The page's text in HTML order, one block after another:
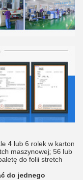
4 lub 6 rolek w karton
maszynowej; 56 lub
do folii stretch
do jednego